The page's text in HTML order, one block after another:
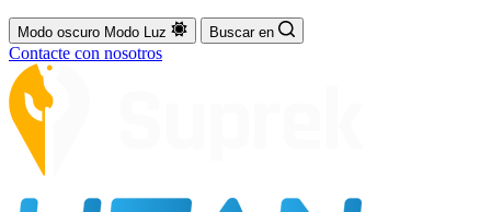
Modo oscuro Modo Luz Buscar en
Contacte con nosotros